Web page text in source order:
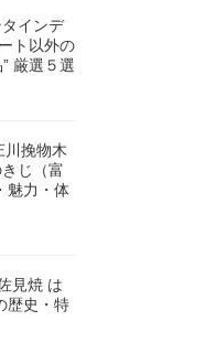
タインデ
ト以外の
厳選５選
川挽物木
じ（富
魅力・体
見焼 は
歴史・特